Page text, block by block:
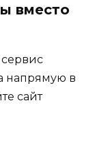
вместо
напрямую в
сайт